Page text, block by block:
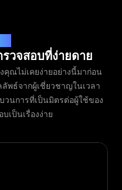
วจสอบที่ง่ายดาย
ณไม่เคยง่ายอย่างนี้มาก่อน
ธ์จากผู้เชี่ยวชาญในเวลา
วนการที่เป็นมิตรต่อผู้ใช้ของ
เป็นเรื่องง่าย